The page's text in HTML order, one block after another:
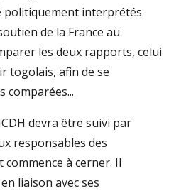
politiquement interprétés
de la France au
les deux rapports, celui
togolais, afin de se
comparées...
devra être suivi par
responsables des
à cerner. Il
liaison avec ses